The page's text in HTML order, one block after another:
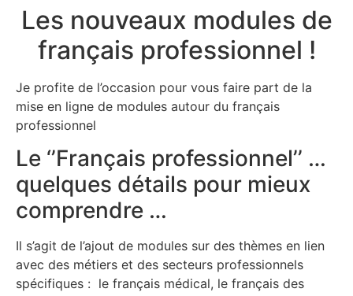
Les nouveaux modules de
français professionnel !
Je profite de l’occasion pour vous faire part de la
mise en ligne de modules autour du français
professionnel
Le ‘’Français professionnel’’ …
quelques détails pour mieux
comprendre …
Il s’agit de l’ajout de modules sur des thèmes en lien
avec des métiers et des secteurs professionnels
spécifiques : le français médical, le français des